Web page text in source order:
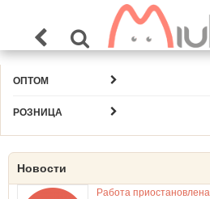
ОПТОМ
РОЗНИЦА
Новости
Работа приостановлена